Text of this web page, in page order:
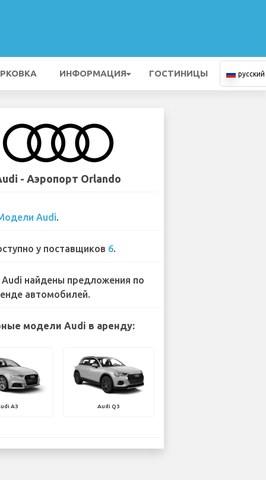
ИНФОРМАЦИЯ ГОСТИНИЦЫ русский
- Аэропорт Orlando
Audi.
у поставщиков 6.
Audi найдены предложения по
автомобилей.
модели Audi в аренду:
A3 Audi Q3